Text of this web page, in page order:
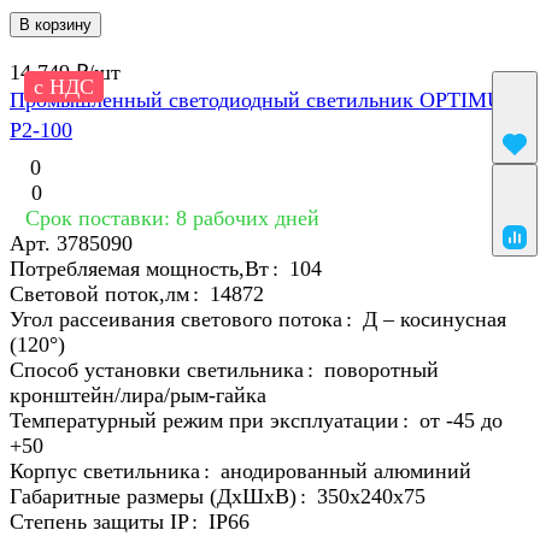
В корзину
с НДС
14 749 ₽/шт
Промышленный светодиодный светильник OPTIMUS-
P2-100
0
0
Срок поставки: 8 рабочих дней
Арт. 3785090
Потребляемая мощность,Вт : 104
Световой поток,лм : 14872
Угол рассеивания светового потока : Д – косинусная
(120°)
Способ установки светильника : поворотный
кронштейн/лира/рым-гайка
Температурный режим при эксплуатации : от -45 до
+50
Корпус светильника : анодированный алюминий
Габаритные размеры (ДхШхВ) : 350х240х75
Степень защиты IP : IP66